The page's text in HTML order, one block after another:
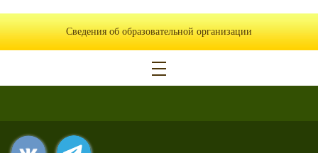
Сведения об образовательной организации